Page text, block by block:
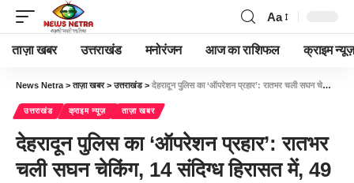
Aa
ताज़ा खबर उत्तराखंड मनोरंजन आज का राशिफल क्राइम न्यूज़
News Netra >ताज़ा खबर>उत्तराखंड> देहरादून पुलिस का ‘ऑपरेशन प्रहार’: रातभर चली सघन चेकिंग, 14 संदिग्ध हिरासत में, 49 शराब पीकर वाहन चलाने वाले गिरफ्तार-Newsnetra
उत्तराखंड क्राइम न्यूज़ ताज़ा खबर
देहरादून पुलिस का ‘ऑपरेशन प्रहार’: रातभर
चली सघन चेकिंग, 14 संदिग्ध हिरासत में, 49